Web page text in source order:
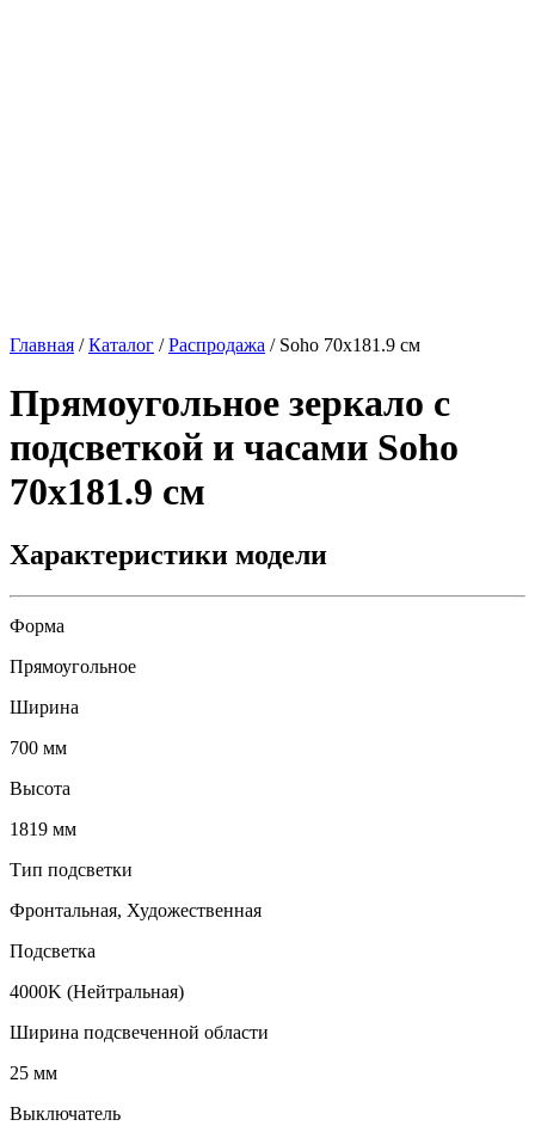
Главная /Каталог /Распродажа / Soho 70х181.9 см
Прямоугольное зеркало с
подсветкой и часами Soho
70х181.9 см
Характеристики модели
Форма
Прямоугольное
Ширина
700 мм
Высота
1819 мм
Тип подсветки
Фронтальная, Художественная
Подсветка
4000K (Нейтральная)
Ширина подсвеченной области
25 мм
Выключатель